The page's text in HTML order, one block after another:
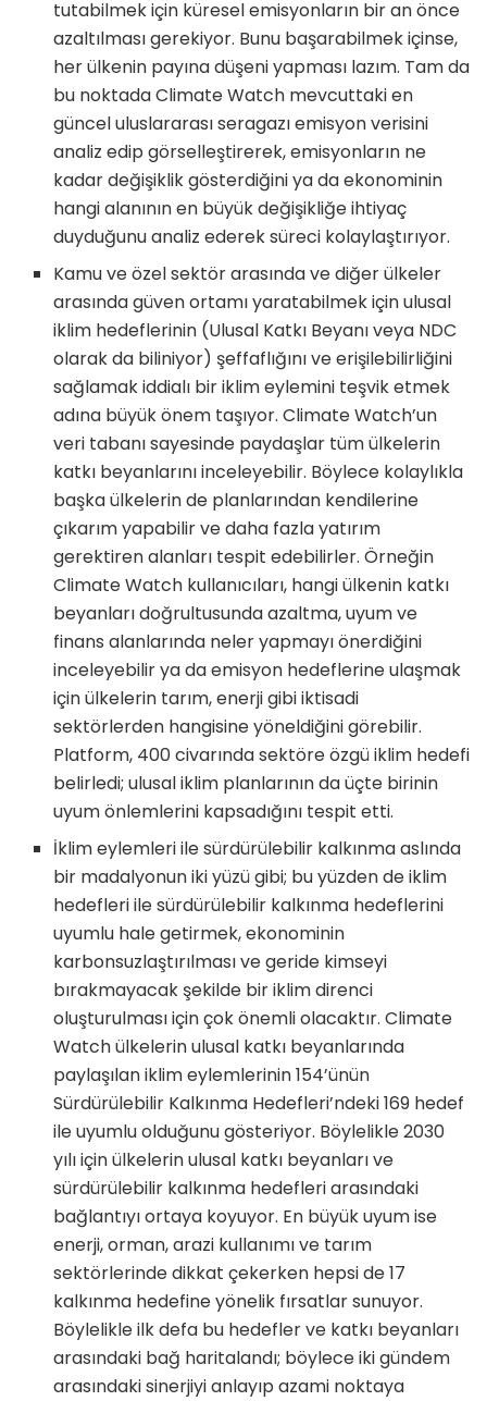
tutabilmek için küresel emisyonların bir an önce
azaltılması gerekiyor. Bunu başarabilmek içinse,
her ülkenin payına düşeni yapması lazım. Tam da
bu noktada Climate Watch mevcuttaki en
güncel uluslararası seragazı emisyon verisini
analiz edip görselleştirerek, emisyonların ne
kadar değişiklik gösterdiğini ya da ekonominin
hangi alanının en büyük değişikliğe ihtiyaç
duyduğunu analiz ederek süreci kolaylaştırıyor.
Kamu ve özel sektör arasında ve diğer ülkeler
arasında güven ortamı yaratabilmek için ulusal
iklim hedeflerinin (Ulusal Katkı Beyanı veya NDC
olarak da biliniyor) şeffaflığını ve erişilebilirliğini
sağlamak iddialı bir iklim eylemini teşvik etmek
adına büyük önem taşıyor. Climate Watch’un
veri tabanı sayesinde paydaşlar tüm ülkelerin
katkı beyanlarını inceleyebilir. Böylece kolaylıkla
başka ülkelerin de planlarından kendilerine
çıkarım yapabilir ve daha fazla yatırım
gerektiren alanları tespit edebilirler. Örneğin
Climate Watch kullanıcıları, hangi ülkenin katkı
beyanları doğrultusunda azaltma, uyum ve
finans alanlarında neler yapmayı önerdiğini
inceleyebilir ya da emisyon hedeflerine ulaşmak
için ülkelerin tarım, enerji gibi iktisadi
sektörlerden hangisine yöneldiğini görebilir.
Platform, 400 civarında sektöre özgü iklim hedefi
belirledi; ulusal iklim planlarının da üçte birinin
uyum önlemlerini kapsadığını tespit etti.
İklim eylemleri ile sürdürülebilir kalkınma aslında
bir madalyonun iki yüzü gibi; bu yüzden de iklim
hedefleri ile sürdürülebilir kalkınma hedeflerini
uyumlu hale getirmek, ekonominin
karbonsuzlaştırılması ve geride kimseyi
bırakmayacak şekilde bir iklim direnci
oluşturulması için çok önemli olacaktır. Climate
Watch ülkelerin ulusal katkı beyanlarında
paylaşılan iklim eylemlerinin 154’ünün
Sürdürülebilir Kalkınma Hedefleri’ndeki 169 hedef
ile uyumlu olduğunu gösteriyor. Böylelikle 2030
yılı için ülkelerin ulusal katkı beyanları ve
sürdürülebilir kalkınma hedefleri arasındaki
bağlantıyı ortaya koyuyor. En büyük uyum ise
enerji, orman, arazi kullanımı ve tarım
sektörlerinde dikkat çekerken hepsi de 17
kalkınma hedefine yönelik fırsatlar sunuyor.
Böylelikle ilk defa bu hedefler ve katkı beyanları
arasındaki bağ haritalandı; böylece iki gündem
arasındaki sinerjiyi anlayıp azami noktaya